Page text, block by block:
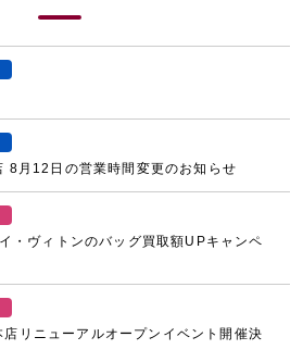
8月12日の営業時間変更のお知らせ
・ヴィトンのバッグ買取額UPキャンペ
リニューアルオープンイベント開催決